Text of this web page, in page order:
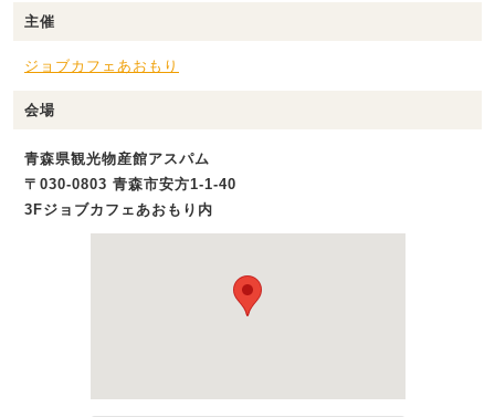
主催
ジョブカフェあおもり
会場
青森県観光物産館アスパム
〒030-0803 青森市安方1-1-40
3Fジョブカフェあおもり内